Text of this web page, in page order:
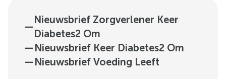
—
Nieuwsbrief Zorgverlener Keer
Diabetes2 Om
— Nieuwsbrief Keer Diabetes2 Om
— Nieuwsbrief Voeding Leeft